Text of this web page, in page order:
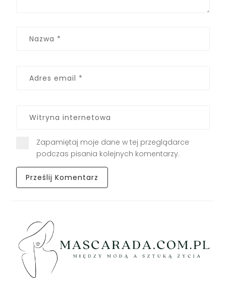
Zapamiętaj moje dane w tej przeglądarce
podczas pisania kolejnych komentarzy.